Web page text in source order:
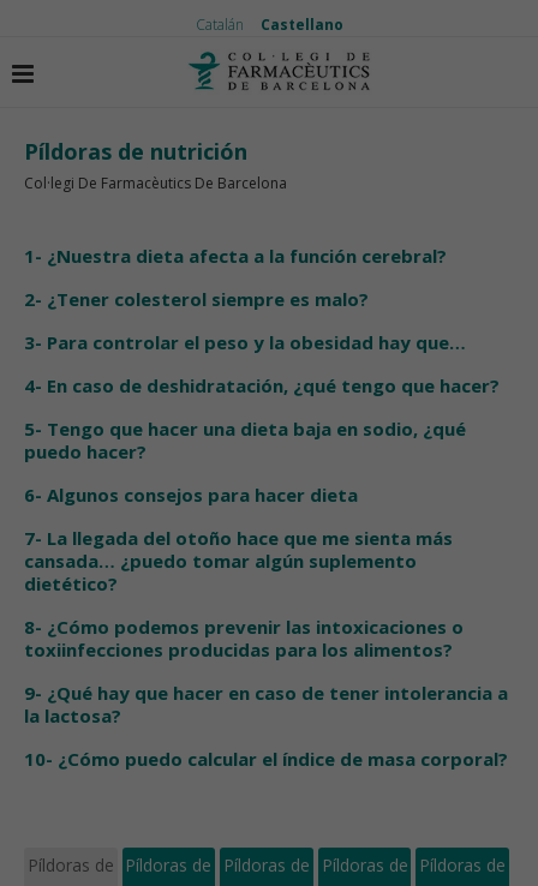
Catalán Castellano
Inicio Píldoras de nutrición Píldoras de nutrición
Píldoras de nutrición
Col·legi De Farmacèutics De Barcelona
1- ¿Nuestra dieta afecta a la función cerebral?
2- ¿Tener colesterol siempre es malo?
3- Para controlar el peso y la obesidad hay que…
4- En caso de deshidratación, ¿qué tengo que hacer?
5- Tengo que hacer una dieta baja en sodio, ¿qué
puedo hacer?
6- Algunos consejos para hacer dieta
7- La llegada del otoño hace que me sienta más
cansada… ¿puedo tomar algún suplemento
dietético?
8- ¿Cómo podemos prevenir las intoxicaciones o
toxiinfecciones producidas para los alimentos?
9- ¿Qué hay que hacer en caso de tener intolerancia a
la lactosa?
10- ¿Cómo puedo calcular el índice de masa corporal?
Píldoras de
Píldoras de
Píldoras de
Píldoras de
Píldoras de